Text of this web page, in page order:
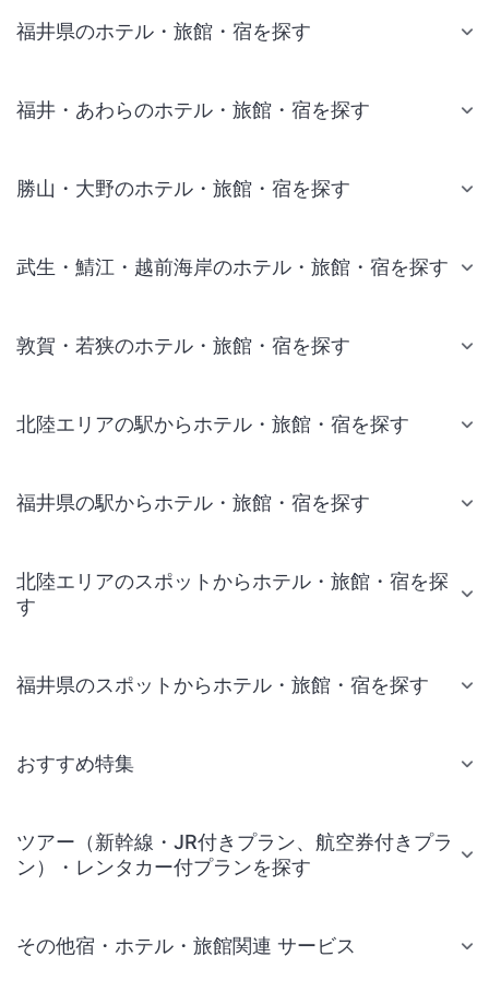
福井県のホテル・旅館・宿を探す
福井・あわらのホテル・旅館・宿を探す
勝山・大野のホテル・旅館・宿を探す
武生・鯖江・越前海岸のホテル・旅館・宿を探す
敦賀・若狭のホテル・旅館・宿を探す
北陸エリアの駅からホテル・旅館・宿を探す
福井県の駅からホテル・旅館・宿を探す
北陸エリアのスポットからホテル・旅館・宿を探
す
福井県のスポットからホテル・旅館・宿を探す
おすすめ特集
ツアー（新幹線・JR付きプラン、航空券付きプラ
ン）・レンタカー付プランを探す
その他宿・ホテル・旅館関連 サービス